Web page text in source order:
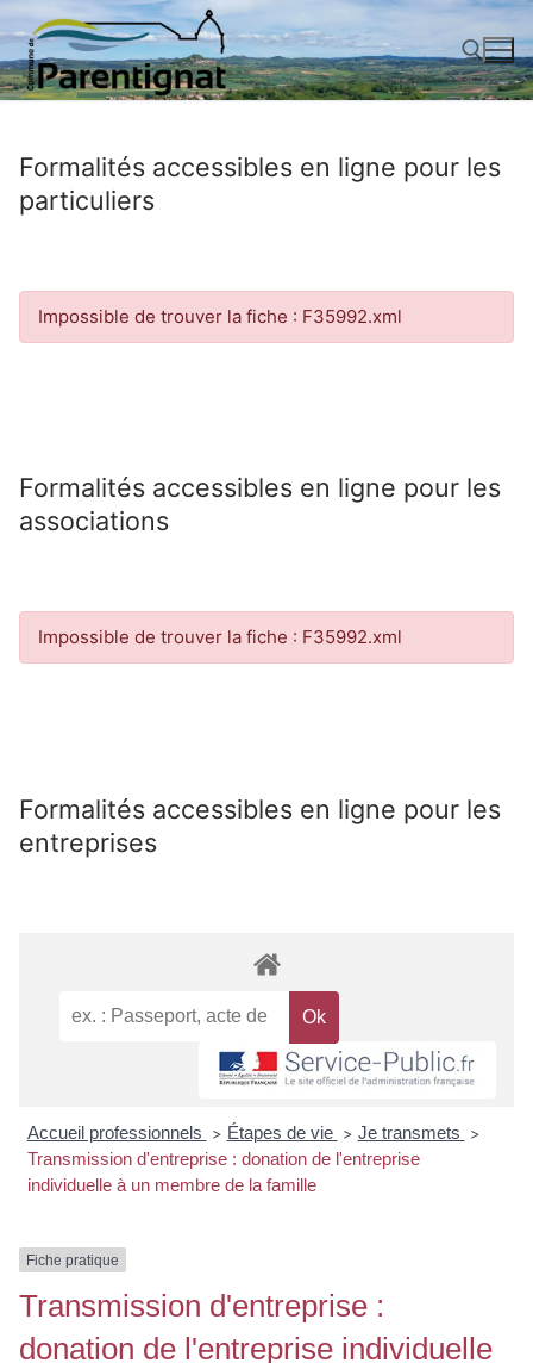
Aller
contenu
Formalités accessibles en ligne pour les
particuliers
Impossible de trouver la fiche : F35992.xml
Formalités accessibles en ligne pour les
associations
Impossible de trouver la fiche : F35992.xml
Formalités accessibles en ligne pour les
entreprises
Accueil professionnels > Étapes de vie > Je transmets >
Transmission d'entreprise : donation de l'entreprise
individuelle à un membre de la famille
Fiche pratique
Transmission d'entreprise :
donation de l'entreprise individuelle